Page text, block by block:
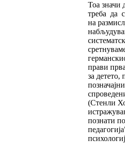
Тоа значи
треба да
на
прави
за
(Стенли
познати